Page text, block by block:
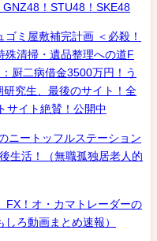
！STU48！SKE48
ミ屋敷補完計画 ＜必殺！
殊清掃・遺品整理への道F
厨二病借金3500万円！う
究生、最後のサイト！全
サイト絶賛！公開中
ニートッフルステーション
生活！（無職孤独居老人的
！オ・カマトレーダーの
ろ動画まとめ速報）